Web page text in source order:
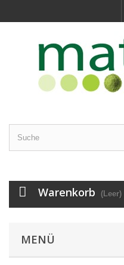
Warenkorb (Leer)
MENÜ